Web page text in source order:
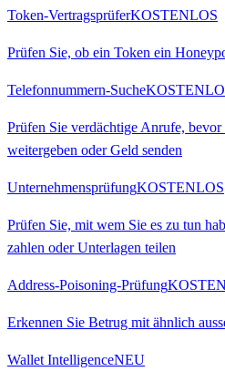
Token-VertragsprüferKOSTENLOS
Prüfen Sie, ob ein Token ein
Telefonnummern-Suche
Prüfen Sie verdächtige Anrufe,
weitergeben oder Geld senden
UnternehmensprüfungKOSTENLOS
Prüfen Sie, mit wem Sie es zu tun
zahlen oder Unterlagen teilen
Address-Poisoning-Prüfung
Erkennen Sie Betrug mit ähnlich
Wallet IntelligenceNEU